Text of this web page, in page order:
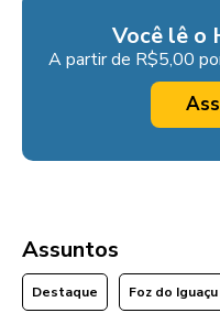
Você lê o
A partir de R$5,00
Assuntos
Destaque Foz do Iguaçu